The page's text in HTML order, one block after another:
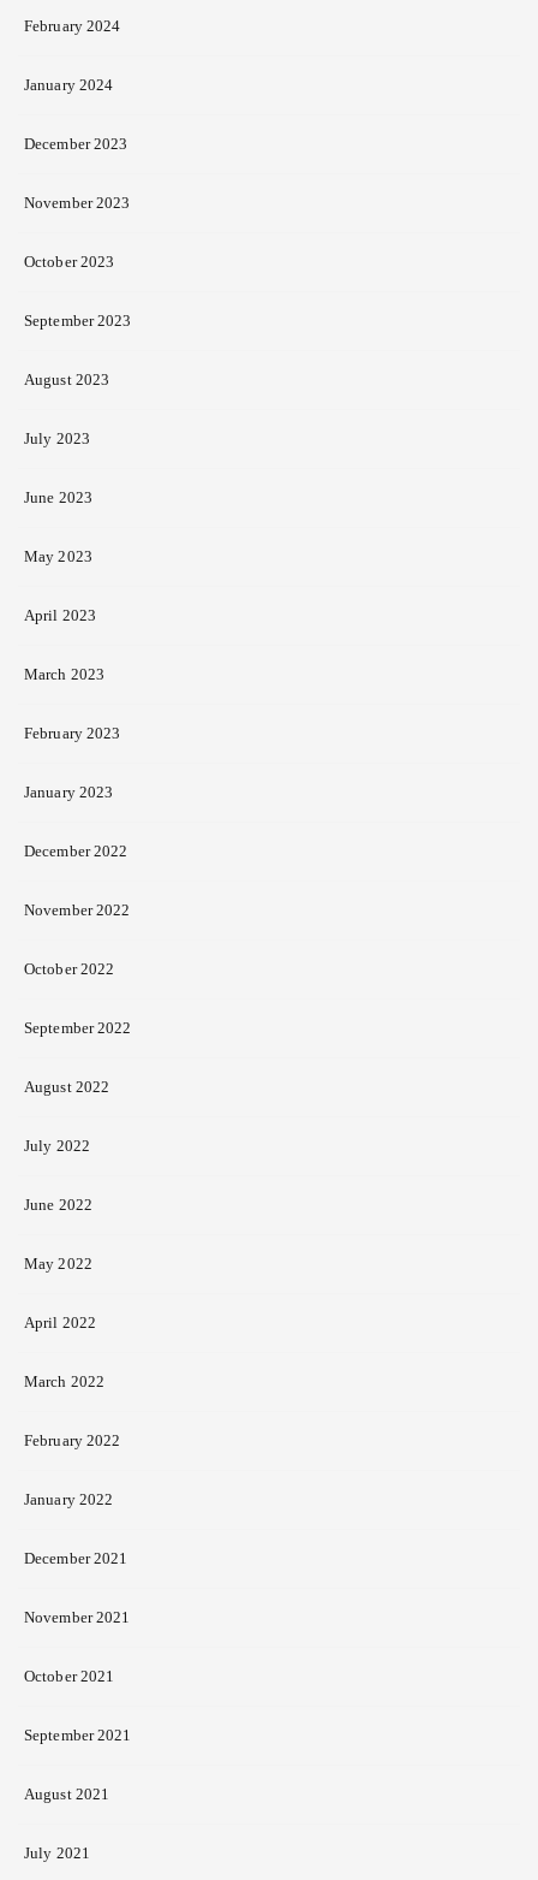
February 2024
January 2024
December 2023
November 2023
October 2023
September 2023
August 2023
July 2023
June 2023
May 2023
April 2023
March 2023
February 2023
January 2023
December 2022
November 2022
October 2022
September 2022
August 2022
July 2022
June 2022
May 2022
April 2022
March 2022
February 2022
January 2022
December 2021
November 2021
October 2021
September 2021
August 2021
July 2021